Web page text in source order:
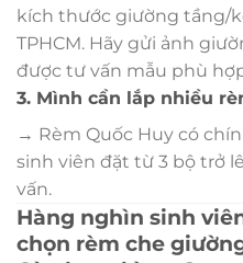
kích thước giường tầng/
TPHCM. Hãy gửi ảnh
được tư vấn mẫu phù
3. Mình cần lắp nhiều
→ Rèm Quốc Huy có
sinh viên đặt từ 3 bộ trở
vấn.
Hàng nghìn sinh
chọn rèm che